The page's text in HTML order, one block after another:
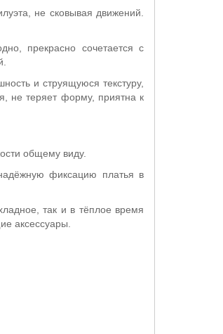
не сковывая движений.
прекрасно сочетается с
и струящуюся текстуру,
не теряет форму, приятна к
общему виду.
фиксацию платья в
так и в тёплое время
аксессуары.